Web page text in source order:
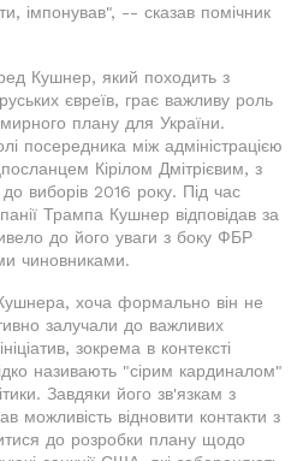
імпонував", -- сказав помічник
Кушнер, який походить з
євреїв, грає важливу роль
плану для України.
посередника між адміністрацією
Кірілом Дмітрієвим, з
виборів 2016 року. Під час
Трампа Кушнер відповідав за
до його уваги з боку ФБР
чиновниками.
хоча формально він не
залучали до важливих
зокрема в контексті
називають "сірим кардиналом"
Завдяки його зв'язкам з
можливість відновити контакти з
до розробки плану щодо